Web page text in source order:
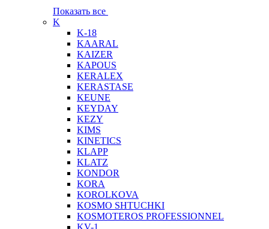
Показать все
K
K-18
KAARAL
KAIZER
KAPOUS
KERALEX
KERASTASE
KEUNE
KEYDAY
KEZY
KIMS
KINETICS
KLAPP
KLATZ
KONDOR
KORA
KOROLKOVA
KOSMO SHTUCHKI
KOSMOTEROS PROFESSIONNEL
KV-1